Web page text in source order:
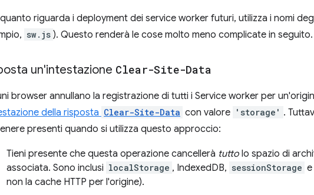
riguarda i deployment dei service worker futuri, utilizza i nomi
sw.js ). Questo renderà le cose molto meno complicate in seguito.
un'intestazione Clear-Site-Data
browser annullano la registrazione di tutti i Service worker per
della risposta Clear-Site-Data con valore 'storage' .
presenti quando si utilizza questo approccio:
Tieni presente che questa operazione cancellerà tutto lo spazio di
associata. Sono inclusi localStorage , IndexedDB, sessionStorage
non la cache HTTP per l'origine).